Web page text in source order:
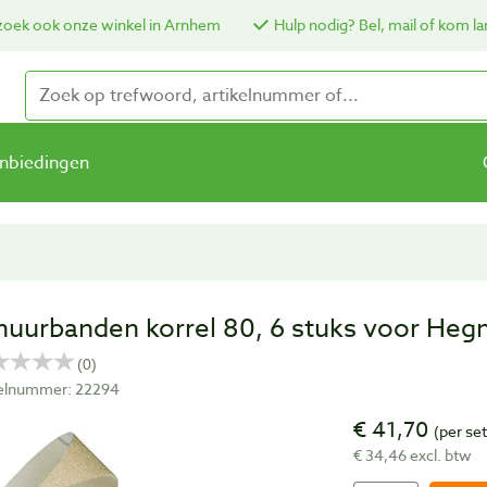
ook onze winkel in Arnhem Hulp nodig? Bel, mail of kom
korrel 80, 6 stuks voor
22294
€ 41,70 (per
€ 34,46 excl. btw